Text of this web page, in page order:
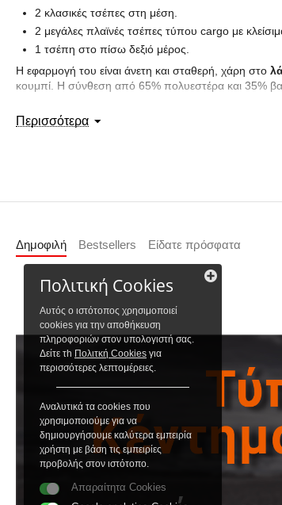
2 κλασικές τσέπες στη μέση.
2 μεγάλες πλαϊνές τσέπες τύπου cargo με
1 τσέπη στο πίσω δεξιό μέρος.
Η εφαρμογή του είναι άνετη και σταθερή, χάρη στο
κουμπί. Η σύνθεση από 65% πολυεστέρα και 35%
Twill (65% Πολυεστέρας - 35% Βαμβάκι).
Περισσότερα
Δημοφιλή Bestsellers Είδατε πρόσφατα
Πολιτική Cookies
Αυτός ο ιστότοπος χρησιμοποιεί
cookies για την αποθήκευση
πληροφοριών στον υπολογιστή σας.
Δείτε τh Πολιτκή Cookies για
περισσότερες λεπτομέρειες.
Αναλυτικά τα cookies που
χρησιμοποιούμε για να
δημιουργήσουμε καλύτερα εμπειρία
χρήστη με βάση τις εμπειρίες
προβολής στον ιστότοπο.
Απαραίτητα Cookies